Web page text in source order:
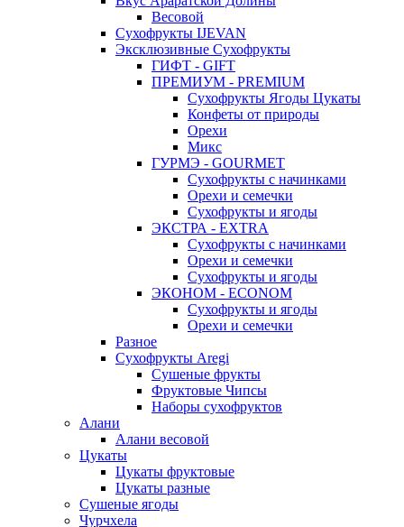
Весовой
Сухофрукты IJEVAN
Эксклюзивные Сухофрукты
ГИФТ - GIFT
ПРЕМИУМ - PREMIUM
Сухофрукты Ягоды Цукаты
Конфеты от природы
Орехи
Микс
ГУРМЭ - GOURMET
Сухофрукты с начинками
Орехи и семечки
Сухофрукты и ягоды
ЭКСТРА - EXTRA
Сухофрукты с начинками
Орехи и семечки
Сухофрукты и ягоды
ЭКОНОМ - ECONOM
Сухофрукты и ягоды
Орехи и семечки
Разное
Сухофрукты Aregi
Сушеные фрукты
Фруктовые Чипсы
Наборы сухофруктов
Алани
Алани весовой
Цукаты
Цукаты фруктовые
Цукаты разные
Сушеные ягоды
Чурчхела